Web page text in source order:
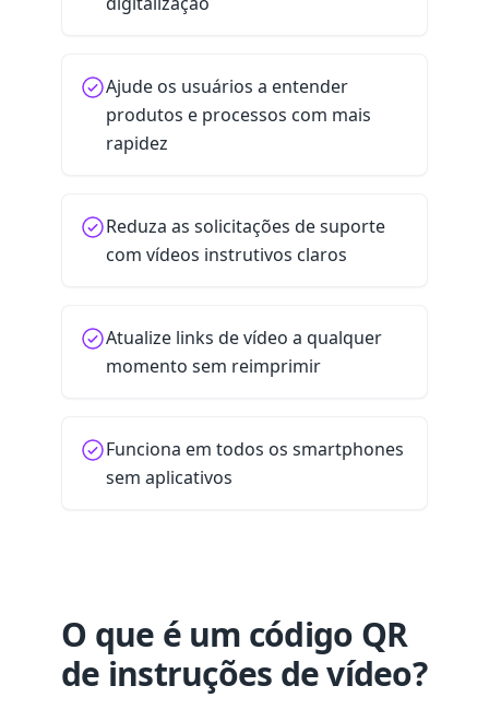
Ajude os usuários a entender
produtos e processos com mais
rapidez
Reduza as solicitações de suporte
com vídeos instrutivos claros
Atualize links de vídeo a qualquer
momento sem reimprimir
Funciona em todos os smartphones
sem aplicativos
O que é um código QR
de instruções de vídeo?